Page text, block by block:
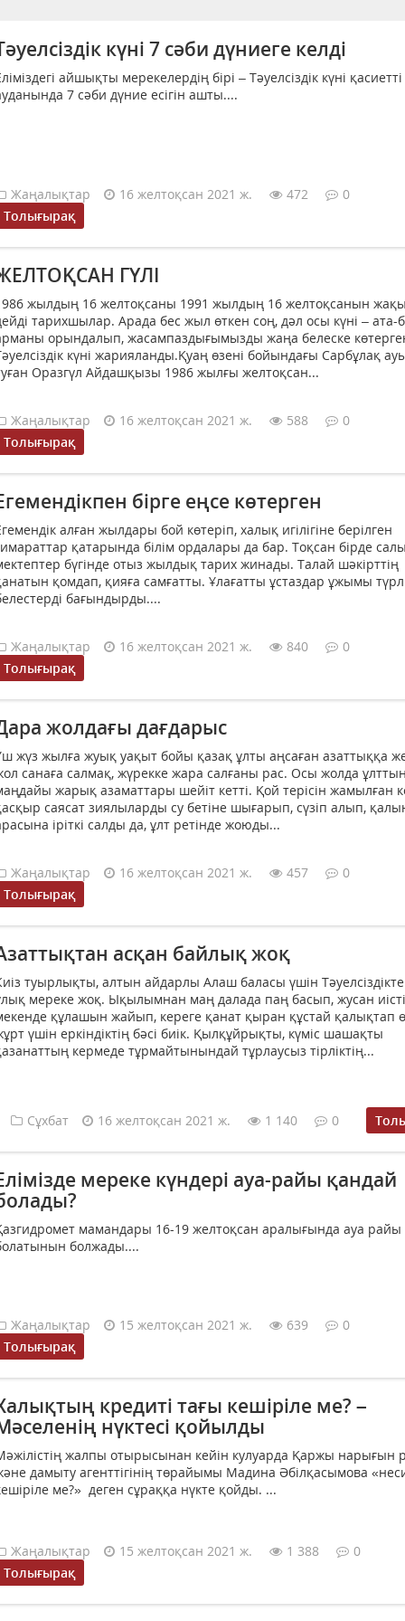
күні 7 сәби дүниеге келді
айшықты мерекелердің бірі – Тәуелсіздік күні
7 сәби дүние есігін ашты....
Жаңалықтар 16 желтоқсан 2021 ж. 472
0
Толығырақ
ГҮЛІ
жылдың 16 желтоқсаны 1991 жылдың 16 желтоқсанын
тарихшылар. Арада бес жыл өткен соң, дәл осы күні – ата-
орындалып, жасампаздығымызды жаңа белеске
күні жарияланды.Қуаң өзені бойындағы Сарбұлақ
Оразгүл Айдашқызы 1986 жылғы желтоқсан...
Жаңалықтар 16 желтоқсан 2021 ж. 588
0
Толығырақ
бірге еңсе көтерген
алған жылдары бой көтеріп, халық игілігіне берілген
қатарында білім ордалары да бар. Тоқсан бірде
бүгінде отыз жылдық тарих жинады. Талай шәкірттің
қомдап, қияға самғатты. Ұлағатты ұстаздар ұжымы
бағындырды....
Жаңалықтар 16 желтоқсан 2021 ж. 840
0
Толығырақ
жолдағы дағдарыс
жүз жылға жуық уақыт бойы қазақ ұлты аңсаған азаттыққа
санаға салмақ, жүрекке жара салғаны рас. Осы жолда
жарық азаматтары шейіт кетті. Қой терісін жамылған
саясат зиялыларды су бетіне шығарып, сүзіп алып,
іріткі салды да, ұлт ретінде жоюды...
Жаңалықтар 16 желтоқсан 2021 ж. 457
0
Толығырақ
асқан байлық жоқ
туырлықты, алтын айдарлы Алаш баласы үшін
мереке жоқ. Ықылымнан маң далада паң басып, жусан иісті
құлашын жайып, кереге қанат қыран құстай қалықтап
үшін еркіндіктің бәсі биік. Қылқұйрықты, күміс шашақты
кермеде тұрмайтынындай тұрлаусыз тірліктің...
Сұхбат 16 желтоқсан 2021 ж. 1 140 0
мереке күндері ауа-райы қандай
мамандары 16-19 желтоқсан аралығында ауа райы
болжады....
Жаңалықтар 15 желтоқсан 2021 ж. 639
0
Толығырақ
кредиті тағы кешіріле ме? –
нүктесі қойылды
жалпы отырысынан кейін кулуарда Қаржы нарығын
дамыту агенттігінің төрайымы Мадина Әбілқасымова
ме?» деген сұраққа нүкте қойды. ...
Жаңалықтар 15 желтоқсан 2021 ж. 1 388
0
Толығырақ